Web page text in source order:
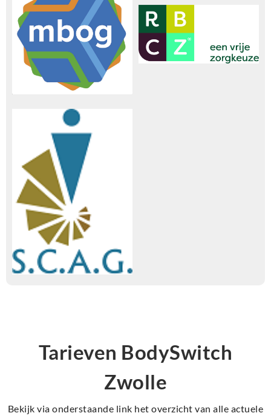
Tarieven BodySwitch
Zwolle
Bekijk via onderstaande link het overzicht van alle actuele